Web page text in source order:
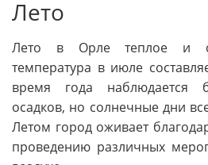
Лето
Лето в Орле теплое и
температура в июле
время года наблюдается
осадков, но солнечные дни
Летом город оживает
проведению различных